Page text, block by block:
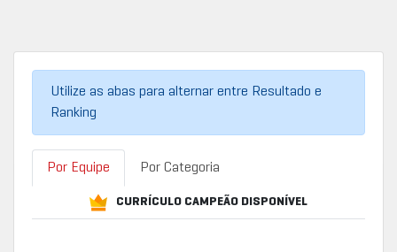
Utilize as abas para alternar entre Resultado e
Ranking
Por Equipe Por Categoria
CURRÍCULO CAMPEÃO DISPONÍVEL